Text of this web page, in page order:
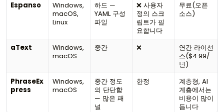
Espanso
Windows,
macOS,
Linux
하드 —
YAML 구성
파일
❌ 사용자
정의 스크
립트가 필
요합니다
무료(오픈
소스)
aText
Windows,
macOS
중간 ❌
연간 라이선
스($4.99/
년)
PhraseEx
press
Windows,
macOS
중간 정도
의 단단함
— 많은 패
널
한정
계층형, AI
계층에서는
비용이 많이
듭니다